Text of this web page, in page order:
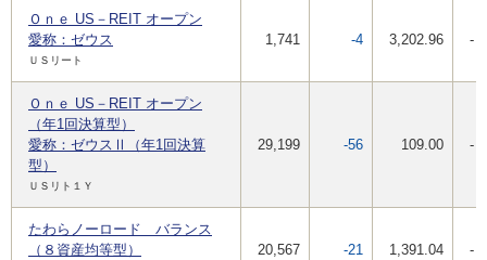
Ｏｎｅ US－REIT オープン
愛称：ゼウス
ＵＳリート
1,741 -4 3,202.96 -
Ｏｎｅ US－REIT オープン
（年1回決算型）
愛称：ゼウスⅡ（年1回決算
型）
ＵＳリト１Ｙ
29,199 -56 109.00 -
たわらノーロード バランス
（８資産均等型）
20,567 -21 1,391.04 -